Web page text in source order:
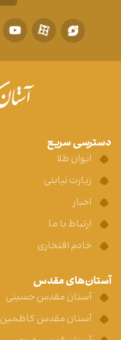
دسترسی سریع
ایوان طلا
زیارت نیابتی
اخبار
ارتباط با ما
خادم افتخاری
آستان‌های مقدس
آستان مقدس حسینی
آستان مقدس کاظمین